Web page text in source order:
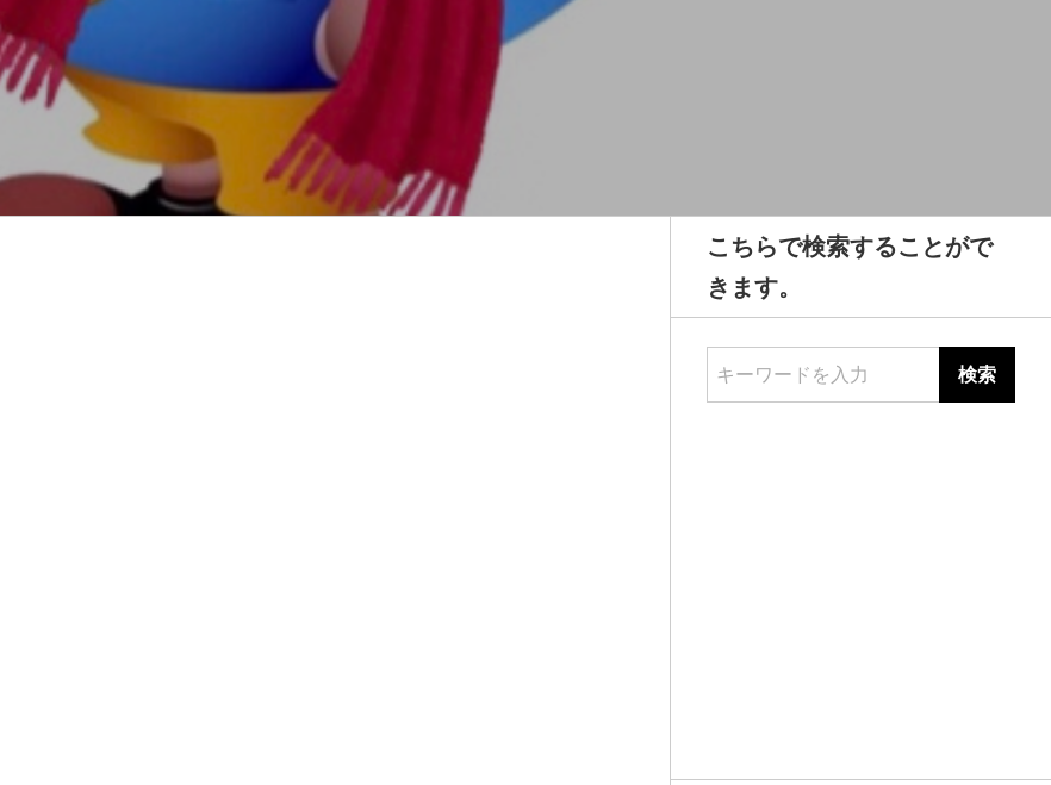
こちらで検索することがで
きます。
キーワードを入力